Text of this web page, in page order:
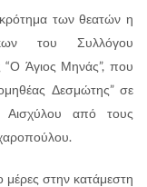
των θεατών η
του Συλλόγου
“Ο Άγιος Μηνάς”, που
Δεσμώτης” σε
από τους
στην κατάμεστη